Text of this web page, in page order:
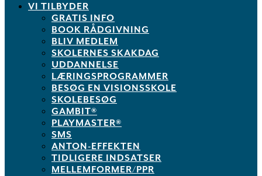
VI TILBYDER
GRATIS INFO
BOOK RÅDGIVNING
BLIV MEDLEM
SKOLERNES SKAKDAG
UDDANNELSE
LÆRINGSPROGRAMMER
BESØG EN VISIONSSKOLE
SKOLEBESØG
GAMBIT®
PLAYMASTER®
SMS
ANTON-EFFEKTEN
TIDLIGERE INDSATSER
MELLEMFORMER/PPR